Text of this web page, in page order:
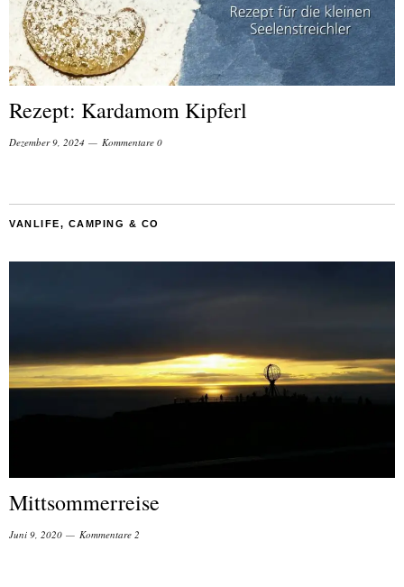
Rezept: Kardamom Kipferl
Dezember 9, 2024 Kommentare 0
VANLIFE, CAMPING & CO
Mittsommerreise
Juni 9, 2020 Kommentare 2